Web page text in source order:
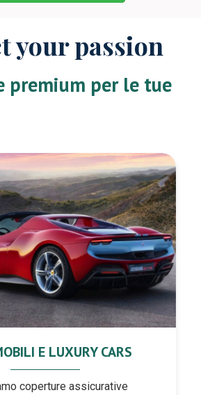
your passion
premium per le tue
E LUXURY CARS
coperture assicurative